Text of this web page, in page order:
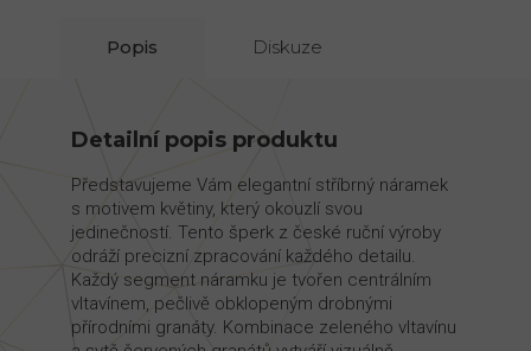
Popis Diskuze
Detailní popis produktu
Představujeme Vám elegantní stříbrný náramek
s motivem květiny, který okouzlí svou
jedinečností. Tento šperk z české ruční výroby
odráží precizní zpracování každého detailu.
Každý segment náramku je tvořen centrálním
vltavínem, pečlivě obklopeným drobnými
přírodními granáty. Kombinace zeleného vltavínu